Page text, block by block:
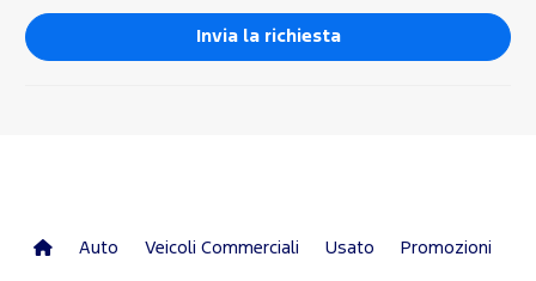
Auto Veicoli Commerciali Usato Promozioni